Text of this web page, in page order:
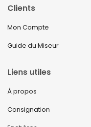
Clients
Mon Compte
Guide du Miseur
Liens utiles
À propos
Consignation